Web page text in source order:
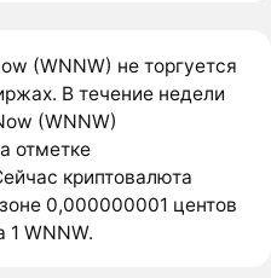
(WNNW) не торгуется
В течение недели
(WNNW)
отметке
криптовалюта
0,000000001 центов
WNNW.